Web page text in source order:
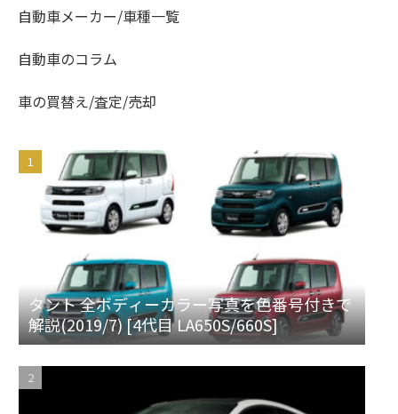
自動車メーカー/車種一覧
自動車のコラム
車の買替え/査定/売却
タント 全ボディーカラー写真を色番号付きで
解説(2019/7) [4代目 LA650S/660S]